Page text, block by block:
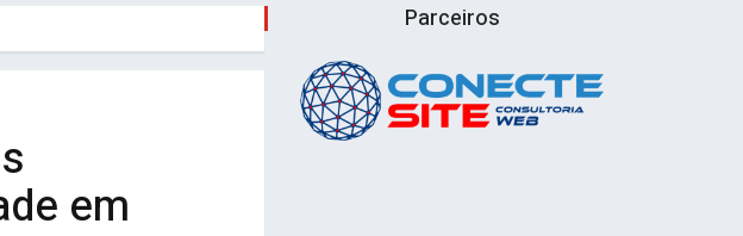
em
Parceiros